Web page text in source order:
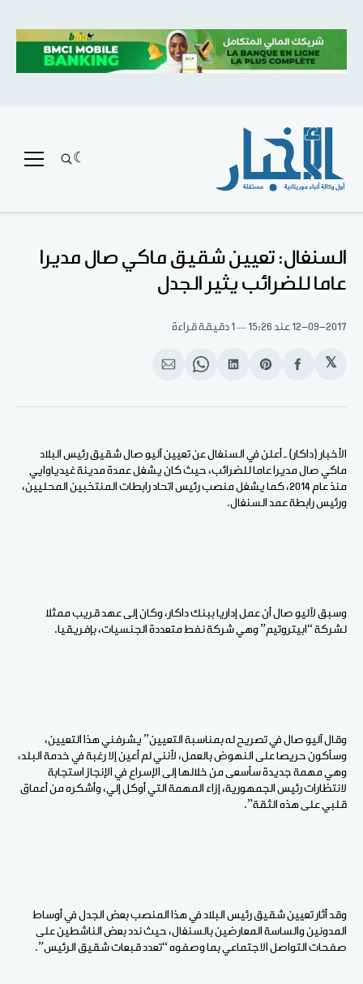
السنغال: تعيين شقيق ماكي صال مديرا
عاما للضرائب يثير الجدل
12-09-2017 عند 15:26 1 دقيقة قراءة
𝕏
انشر
الفيسبوك
Share
Pinterest
انشر
لينكد
Share
WhatsApp
انشر
الإيميل
الأخبار (داكار) ـ أعلن في السنغال عن تعيين آليو صال شقيق رئيس البلاد
ماكي صال مديرا عاما للضرائب، حيث كان يشغل عمدة مدينة غيدياوايي
منذ عام 2014، كما يشغل منصب رئيس اتحاد رابطات المنتخبين المحليين،
ورئيس رابطة عمد السنغال.
وسبق لآليو صال أن عمل إداريا ببنك داكار، وكان إلى عهد قريب ممثلا
لشركة “ابيتروتيم” وهي شركة نفط متعددة الجنسيات، بإفريقيا.
وقال آليو صال في تصريح له بمناسبة التعيين” يشرفني هذا التعيين،
وسأكون حريصا على النهوض بالعمل، لأنني لم أعين إلا رغبة في خدمة البلد،
وهي مهمة جديدة سأسعى من خلالها إلى الإسراع في الإنجاز استجابة
لانتظارات رئيس الجمهورية، إزاء المهمة التي أوكل إلي، وأشكره من أعماق
قلبي على هذه الثقة”.
وقد أثار تعيين شقيق رئيس البلاد في هذا المنصب بعض الجدل في أوساط
المدونين والساسة المعارضين بالسنغال، حيث ندد بعض الناشطين على
صفحات التواصل الاجتماعي بما وصفوه “تعدد قبعات شقيق الرئيس”.